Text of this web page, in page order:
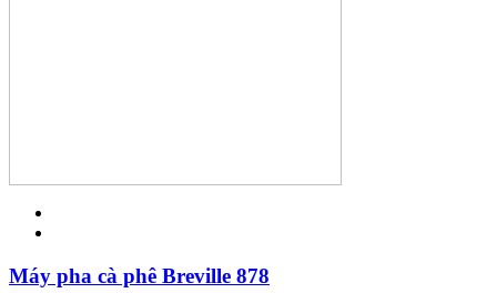
Máy pha cà phê Breville 878